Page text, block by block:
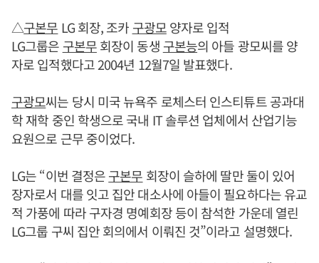
△구본무 LG 회장, 조카 구광모양자로 입적
LG그룹은 구본무회장이 동생 구본능의 아들 광모씨를 양
자로 입적했다고 2004년 12월7일 발표했다.
구광모씨는 당시 미국 뉴욕주 로체스터 인스티튜트 공과대
학 재학 중인 학생으로 국내 IT 솔루션 업체에서 산업기능
요원으로 근무 중이었다.
LG는 “이번 결정은구본무 회장이 슬하에 딸만 둘이 있어
장자로서 대를 잇고 집안 대소사에 아들이 필요하다는 유교
적 가풍에 따라 구자경 명예회장 등이 참석한 가운데 열린
LG그룹 구씨 집안 회의에서 이뤄진 것”이라고 설명했다.